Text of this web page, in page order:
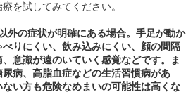
を試してみてください。
外の症状が明確にある場合。手足が動か
りにくい、飲み込みにくい、顔の間隔
意識が遠のいていく感覚などです。ま
病、高脂血症などの生活習慣病があ
い方も危険なめまいの可能性は高くな